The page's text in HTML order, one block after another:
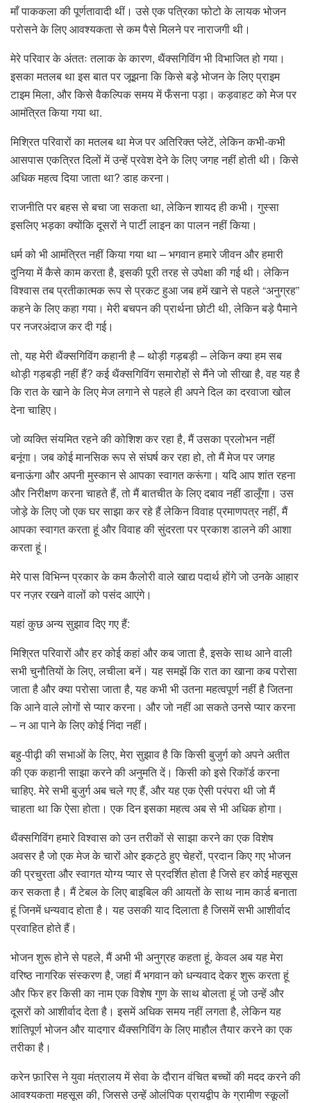
माँ पाककला की पूर्णतावादी थीं। उसे एक पत्रिका फोटो के लायक भोजन
परोसने के लिए आवश्यकता से कम पैसे मिलने पर नाराजगी थी।
मेरे परिवार के अंततः तलाक के कारण, थैंक्सगिविंग भी विभाजित हो गया।
इसका मतलब था इस बात पर जूझना कि किसे बड़े भोजन के लिए प्राइम
टाइम मिला, और किसे वैकल्पिक समय में फँसना पड़ा। कड़वाहट को मेज पर
आमंत्रित किया गया था.
मिश्रित परिवारों का मतलब था मेज पर अतिरिक्त प्लेटें, लेकिन कभी-कभी
आसपास एकत्रित दिलों में उन्हें प्रवेश देने के लिए जगह नहीं होती थी। किसे
अधिक महत्व दिया जाता था? डाह करना।
राजनीति पर बहस से बचा जा सकता था, लेकिन शायद ही कभी। गुस्सा
इसलिए भड़का क्योंकि दूसरों ने पार्टी लाइन का पालन नहीं किया।
धर्म को भी आमंत्रित नहीं किया गया था – भगवान हमारे जीवन और हमारी
दुनिया में कैसे काम करता है, इसकी पूरी तरह से उपेक्षा की गई थी। लेकिन
विश्वास तब प्रतीकात्मक रूप से प्रकट हुआ जब हमें खाने से पहले “अनुग्रह”
कहने के लिए कहा गया। मेरी बचपन की प्रार्थना छोटी थी, लेकिन बड़े पैमाने
पर नजरअंदाज कर दी गई।
तो, यह मेरी थैंक्सगिविंग कहानी है – थोड़ी गड़बड़ी – लेकिन क्या हम सब
थोड़ी गड़बड़ी नहीं हैं? कई थैंक्सगिविंग समारोहों से मैंने जो सीखा है, वह यह है
कि रात के खाने के लिए मेज लगाने से पहले ही अपने दिल का दरवाजा खोल
देना चाहिए।
जो व्यक्ति संयमित रहने की कोशिश कर रहा है, मैं उसका प्रलोभन नहीं
बनूंगा। जब कोई मानसिक रूप से संघर्ष कर रहा हो, तो मैं मेज पर जगह
बनाऊंगा और अपनी मुस्कान से आपका स्वागत करूंगा। यदि आप शांत रहना
और निरीक्षण करना चाहते हैं, तो मैं बातचीत के लिए दबाव नहीं डालूँगा। उस
जोड़े के लिए जो एक घर साझा कर रहे हैं लेकिन विवाह प्रमाणपत्र नहीं, मैं
आपका स्वागत करता हूं और विवाह की सुंदरता पर प्रकाश डालने की आशा
करता हूं।
मेरे पास विभिन्न प्रकार के कम कैलोरी वाले खाद्य पदार्थ होंगे जो उनके आहार
पर नज़र रखने वालों को पसंद आएंगे।
यहां कुछ अन्य सुझाव दिए गए हैं:
मिश्रित परिवारों और हर कोई कहां और कब जाता है, इसके साथ आने वाली
सभी चुनौतियों के लिए, लचीला बनें। यह समझें कि रात का खाना कब परोसा
जाता है और क्या परोसा जाता है, यह कभी भी उतना महत्वपूर्ण नहीं है जितना
कि आने वाले लोगों से प्यार करना। और जो नहीं आ सकते उनसे प्यार करना
– न आ पाने के लिए कोई निंदा नहीं।
बहु-पीढ़ी की सभाओं के लिए, मेरा सुझाव है कि किसी बुजुर्ग को अपने अतीत
की एक कहानी साझा करने की अनुमति दें। किसी को इसे रिकॉर्ड करना
चाहिए. मेरे सभी बुजुर्ग अब चले गए हैं, और यह एक ऐसी परंपरा थी जो मैं
चाहता था कि ऐसा होता। एक दिन इसका महत्व अब से भी अधिक होगा।
थैंक्सगिविंग हमारे विश्वास को उन तरीकों से साझा करने का एक विशेष
अवसर है जो एक मेज के चारों ओर इकट्ठे हुए चेहरों, प्रदान किए गए भोजन
की प्रचुरता और स्वागत योग्य प्यार से प्रदर्शित होता है जिसे हर कोई महसूस
कर सकता है। मैं टेबल के लिए बाइबिल की आयतों के साथ नाम कार्ड बनाता
हूं जिनमें धन्यवाद होता है। यह उसकी याद दिलाता है जिसमें सभी आशीर्वाद
प्रवाहित होते हैं।
भोजन शुरू होने से पहले, मैं अभी भी अनुग्रह कहता हूं, केवल अब यह मेरा
वरिष्ठ नागरिक संस्करण है, जहां मैं भगवान को धन्यवाद देकर शुरू करता हूं
और फिर हर किसी का नाम एक विशेष गुण के साथ बोलता हूं जो उन्हें और
दूसरों को आशीर्वाद देता है। इसमें अधिक समय नहीं लगता है, लेकिन यह
शांतिपूर्ण भोजन और यादगार थैंक्सगिविंग के लिए माहौल तैयार करने का एक
तरीका है।
करेन फ़ारिस ने युवा मंत्रालय में सेवा के दौरान वंचित बच्चों की मदद करने की
आवश्यकता महसूस की, जिससे उन्हें ओलंपिक प्रायद्वीप के ग्रामीण स्कूलों